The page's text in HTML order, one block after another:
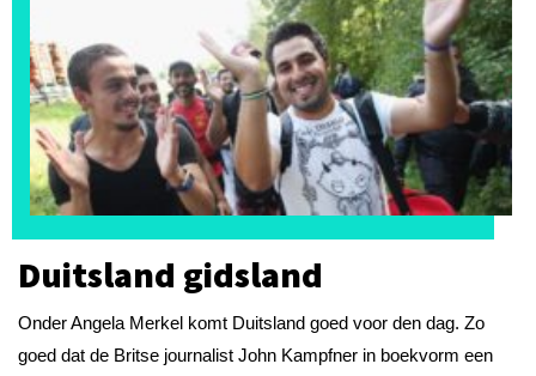
Duitsland gidsland
Onder Angela Merkel komt Duitsland goed voor den dag. Zo
goed dat de Britse journalist John Kampfner in boekvorm een